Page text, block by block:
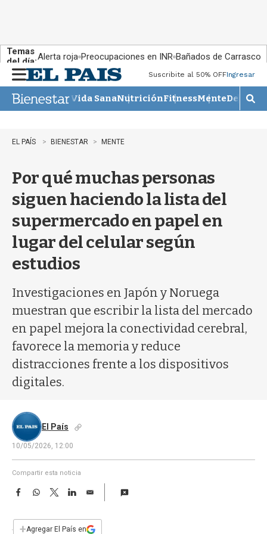
Temas
del día:Alerta roja Preocupaciones en INR Bañados de Carrasco
n
u
Suscribite al 50% OFFIngresar
Vida SanaNutriciónFitnessMente
M
o
EL PAÍS BIENESTAR MENTE
Por qué muchas personas
siguen haciendo la lista del
supermercado en papel en
lugar del celular según
estudios
Investigaciones en Japón y Noruega
muestran que escribir la lista del mercado
en papel mejora la conectividad cerebral,
favorece la memoria y reduce
distracciones frente a los dispositivos
digitales.
El País
10/05/2026, 12:00
Compartir esta noticia
F
e
W
T
w
t
L
E
i
+Agregar El País en